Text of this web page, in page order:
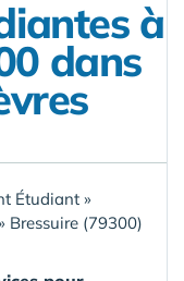
à
dans
Étudiant »
Bressuire (79300)